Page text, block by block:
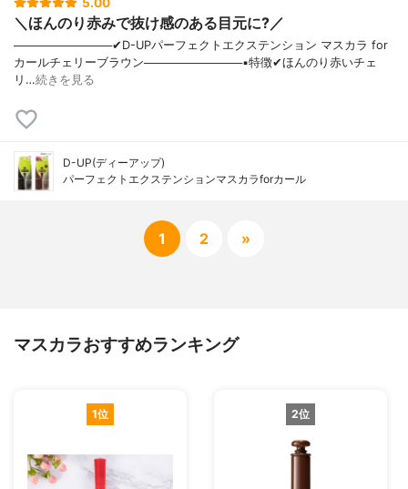
＼ほんのり赤みで抜け感のある目元に?／
────────────✔︎D-UPパーフェクトエクステンション マスカラ for
カールチェリーブラウン────────────▪️特徴✔︎ほんのり赤いチェ
リ…続きを見る
D-UP(ディーアップ)
パーフェクトエクステンションマスカラforカール
1 2 »
マスカラおすすめランキング
1位 2位